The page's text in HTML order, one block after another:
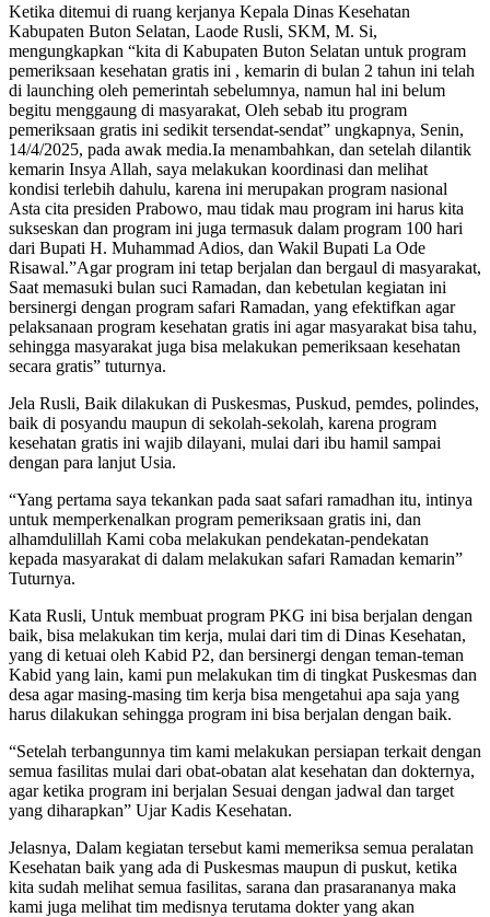
Ketika ditemui di ruang kerjanya Kepala Dinas Kesehatan
Kabupaten Buton Selatan, Laode Rusli, SKM, M. Si,
mengungkapkan “kita di Kabupaten Buton Selatan untuk program
pemeriksaan kesehatan gratis ini , kemarin di bulan 2 tahun ini telah
di launching oleh pemerintah sebelumnya, namun hal ini belum
begitu menggaung di masyarakat, Oleh sebab itu program
pemeriksaan gratis ini sedikit tersendat-sendat” ungkapnya, Senin,
14/4/2025, pada awak media.Ia menambahkan, dan setelah dilantik
kemarin Insya Allah, saya melakukan koordinasi dan melihat
kondisi terlebih dahulu, karena ini merupakan program nasional
Asta cita presiden Prabowo, mau tidak mau program ini harus kita
sukseskan dan program ini juga termasuk dalam program 100 hari
dari Bupati H. Muhammad Adios, dan Wakil Bupati La Ode
Risawal.”Agar program ini tetap berjalan dan bergaul di masyarakat,
Saat memasuki bulan suci Ramadan, dan kebetulan kegiatan ini
bersinergi dengan program safari Ramadan, yang efektifkan agar
pelaksanaan program kesehatan gratis ini agar masyarakat bisa tahu,
sehingga masyarakat juga bisa melakukan pemeriksaan kesehatan
secara gratis” tuturnya.
Jela Rusli, Baik dilakukan di Puskesmas, Puskud, pemdes, polindes,
baik di posyandu maupun di sekolah-sekolah, karena program
kesehatan gratis ini wajib dilayani, mulai dari ibu hamil sampai
dengan para lanjut Usia.
“Yang pertama saya tekankan pada saat safari ramadhan itu, intinya
untuk memperkenalkan program pemeriksaan gratis ini, dan
alhamdulillah Kami coba melakukan pendekatan-pendekatan
kepada masyarakat di dalam melakukan safari Ramadan kemarin”
Tuturnya.
Kata Rusli, Untuk membuat program PKG ini bisa berjalan dengan
baik, bisa melakukan tim kerja, mulai dari tim di Dinas Kesehatan,
yang di ketuai oleh Kabid P2, dan bersinergi dengan teman-teman
Kabid yang lain, kami pun melakukan tim di tingkat Puskesmas dan
desa agar masing-masing tim kerja bisa mengetahui apa saja yang
harus dilakukan sehingga program ini bisa berjalan dengan baik.
“Setelah terbangunnya tim kami melakukan persiapan terkait dengan
semua fasilitas mulai dari obat-obatan alat kesehatan dan dokternya,
agar ketika program ini berjalan Sesuai dengan jadwal dan target
yang diharapkan” Ujar Kadis Kesehatan.
Jelasnya, Dalam kegiatan tersebut kami memeriksa semua peralatan
Kesehatan baik yang ada di Puskesmas maupun di puskut, ketika
kita sudah melihat semua fasilitas, sarana dan prasarananya maka
kami juga melihat tim medisnya terutama dokter yang akan